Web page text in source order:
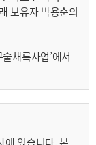
.
서
다.
보유자 박용순의
채록사업’에서